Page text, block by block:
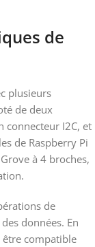
de
plusieurs
de deux
connecteur I2C, et
de Raspberry Pi
à 4 broches,
de
données. En
être compatible